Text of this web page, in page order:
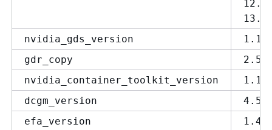
13.0
nvidia_gds_version
gdr_copy
nvidia_container_toolkit_version
dcgm_version
efa_version